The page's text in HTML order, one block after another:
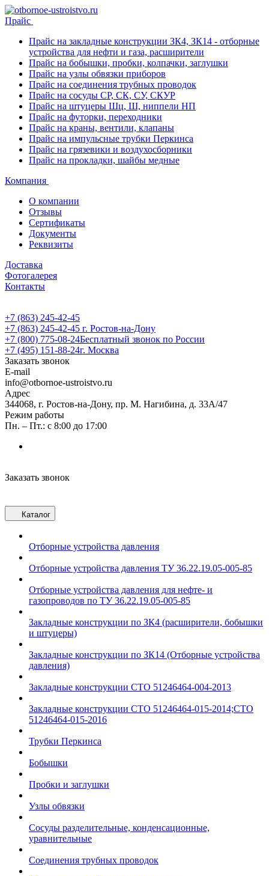
Прайс
Прайс на закладные конструкции ЗК4, ЗК14 - отборные
устройства для нефти и газа, расширители
Прайс на бобышки, пробки, колпачки, заглушки
Прайс на узлы обвязки приборов
Прайс на соединения трубных проводок
Прайс на сосуды СР, СК, СУ, СКУР
Прайс на штуцеры Шц, Ш, ниппели НП
Прайс на футорки, переходники
Прайс на краны, вентили, клапаны
Прайс на импульсные трубки Перкинса
Прайс на грязевики и воздухосборники
Прайс на прокладки, шайбы медные
Компания
О компании
Отзывы
Сертификаты
Документы
Реквизиты
Доставка
Фотогалерея
Контакты
+7 (863) 245-42-45
+7 (863) 245-42-45 г. Ростов-на-Дону
+7 (800) 775-08-24Бесплатный звонок по России
+7 (495) 151-88-24г. Москва
Заказать звонок
E-mail
info@otbornoe-ustroistvo.ru
Адрес
344068, г. Ростов-на-Дону, пр. М. Нагибина, д. 33А/47
Режим работы
Пн. – Пт.: с 8:00 до 17:00
Заказать звонок
Каталог
Отборные устройства давления
Отборные устройства давления ТУ 36.22.19.05-005-85
Отборные устройства давления для нефте- и
газопроводов по ТУ 36.22.19.05-005-85
Закладные конструкции по ЗК4 (расширители, бобышки
и штуцеры)
Закладные конструкции по ЗК14 (Отборные устройства
давления)
Закладные конструкции СТО 51246464-004-2013
Закладные конструкции СТО 51246464-015-2014;СТО
51246464-015-2016
Трубки Перкинса
Бобышки
Пробки и заглушки
Узлы обвязки
Сосуды разделительные, конденсационные,
уравнительные
Соединения трубных проводок